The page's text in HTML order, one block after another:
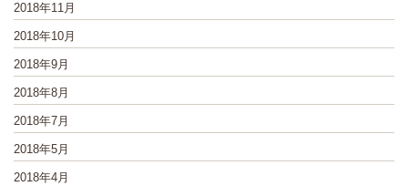
2018年11月
2018年10月
2018年9月
2018年8月
2018年7月
2018年5月
2018年4月